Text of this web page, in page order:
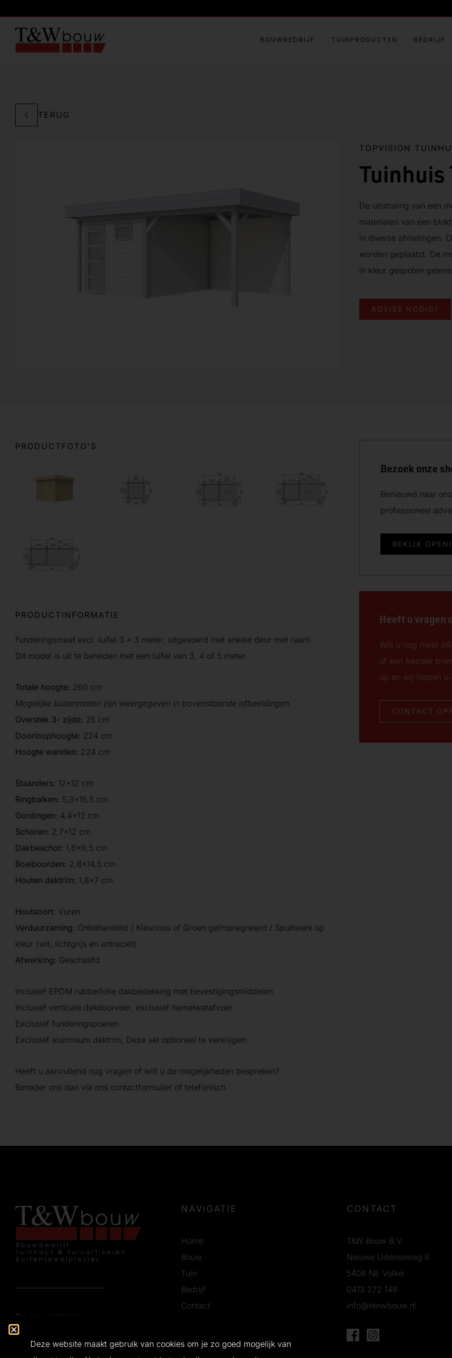
BOUWBEDRIJF TUINPRODUCTEN BEDRIJF
TERUG
TOPVISION
Tuinhuis
De uitstraling van een
materialen van een
in diverse afmetingen.
worden geplaatst. De
in kleur gespoten
ADVIES NODIG?
PRODUCTFOTO'S
PRODUCTINFORMATIE
Funderingsmaat excl. luifel 3 x 3 meter, uitgevoerd met enkele deur met raam.
Dit model is uit te bereiden met een luifel van 3, 4 of 5 meter.
Totale hoogte: 260 cm
Mogelijke buitenmaten zijn weergegeven in bovenstaande afbeeldingen.
Overstek 3- zijde: 25 cm
Doorloophoogte: 224 cm
Hoogte wanden: 224 cm
Staanders: 12×12 cm
Ringbalken: 5,3×15,5 cm
Gordingen: 4,4×12 cm
Schoren: 2,7×12 cm
Dakbeschot: 1,6×9,5 cm
Boeiboorden: 2,8×14,5 cm
Houten daktrim: 1,8×7 cm
Houtsoort: Vuren
Verduurzaming: Onbehandeld / Kleurloos of Groen geïmpregneerd / Spuitwerk op
kleur (wit, lichtgrijs en antraciet)
Afwerking: Geschaafd
Inclusief EPDM rubberfolie dakbedekking met bevestigingsmiddelen
Inclusief verticale dakdoorvoer, exclusief hemelwatafvoer
Exclusief funderingspoeren
Exclusief aluminium daktrim, Deze set optioneel te verkrijgen.
Heeft u aanvullend nog vragen of wilt u de mogelijkheden bespreken?
Benader ons dan via ons contactformulier of telefonisch.
Bezoek onze
Benieuwd naar
professioneel
BEKIJK
Heeft u vragen
Wilt u nog meer
of een bezoek
op en wij helpen u
CONTACT
Privacyverklaring
NAVIGATIE
Home
Bouw
Tuin
Bedrijf
Contact
CONTACT
T&W Bouw B.V.
Nieuwe Udenseweg 6
5408 NE Volkel
0413 272 149
info@tenwbouw.nl
Deze website maakt gebruik van cookies om je zo goed mogelijk van